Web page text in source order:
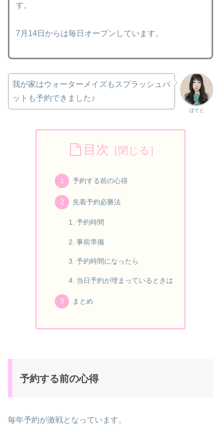
す。
7月14日からは毎日オープンしています。
ぽてと
我が家はウォーターメイズもスプラッシュパ
ットも予約できました♪
目次
予約する前の心得
先着予約必勝法
予約時間
事前準備
予約時間になったら
当日予約が埋まっているときは
まとめ
予約する前の心得
毎年予約が激戦となっています。